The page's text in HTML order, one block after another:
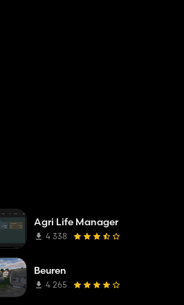
Agri Life Manager
4 338
Beuren
4 265